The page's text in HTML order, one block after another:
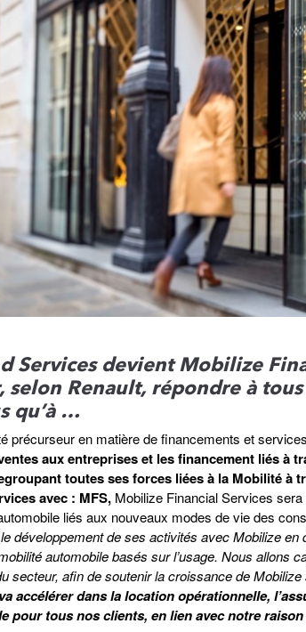
Services devient Mobilize
selon Renault, répondre à
qu’à …
précurseur en matière de financements et
aux entreprises et les financement liés à
toutes ses forces liées à la Mobilité à
avec : MFS, Mobilize Financial Services
liés aux nouveaux modes de vie des
développement de ses activités avec Mobilize
automobile basés sur l’usage. Nous allons
secteur, afin de soutenir la croissance de
accélérer dans la location opérationnelle,
pour tous nos clients, en lien avec notre raison